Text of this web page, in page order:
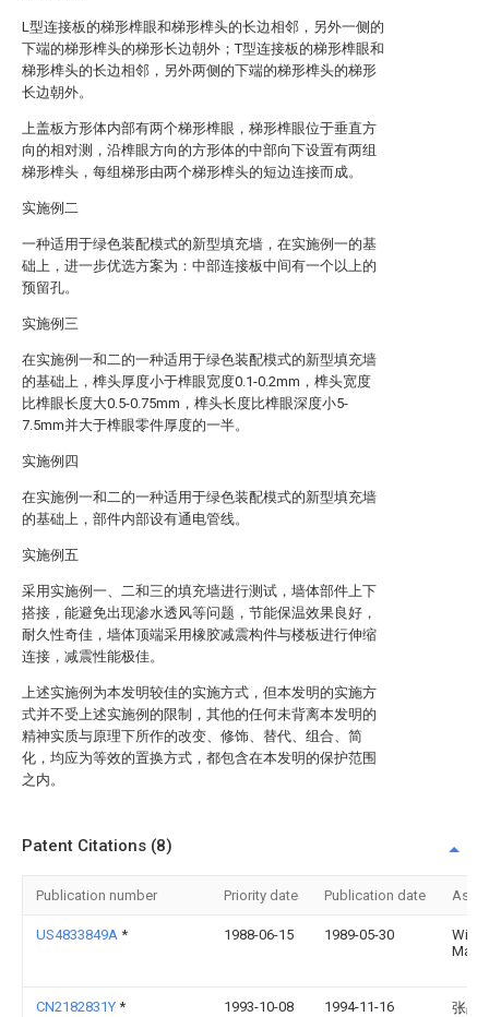
L型连接板的梯形榫眼和梯形榫头的长边相邻，另外一侧的
下端的梯形榫头的梯形长边朝外；T型连接板的梯形榫眼和
梯形榫头的长边相邻，另外两侧的下端的梯形榫头的梯形
长边朝外。
上盖板方形体内部有两个梯形榫眼，梯形榫眼位于垂直方
向的相对测，沿榫眼方向的方形体的中部向下设置有两组
梯形榫头，每组梯形由两个梯形榫头的短边连接而成。
实施例二
一种适用于绿色装配模式的新型填充墙，在实施例一的基
础上，进一步优选方案为：中部连接板中间有一个以上的
预留孔。
实施例三
在实施例一和二的一种适用于绿色装配模式的新型填充墙
的基础上，榫头厚度小于榫眼宽度0.1-0.2mm，榫头宽度
比榫眼长度大0.5-0.75mm，榫头长度比榫眼深度小5-
7.5mm并大于榫眼零件厚度的一半。
实施例四
在实施例一和二的一种适用于绿色装配模式的新型填充墙
的基础上，部件内部设有通电管线。
实施例五
采用实施例一、二和三的填充墙进行测试，墙体部件上下
搭接，能避免出现渗水透风等问题，节能保温效果良好，
耐久性奇佳，墙体顶端采用橡胶减震构件与楼板进行伸缩
连接，减震性能极佳。
上述实施例为本发明较佳的实施方式，但本发明的实施方
式并不受上述实施例的限制，其他的任何未背离本发明的
精神实质与原理下所作的改变、修饰、替代、组合、简
化，均应为等效的置换方式，都包含在本发明的保护范围
之内。
Patent Citations (8)
Publication number Priority date Publication date
US4833849A * 1988-06-15 1989-05-30
Mark
CN2182831Y * 1993-10-08 1994-11-16 张晶